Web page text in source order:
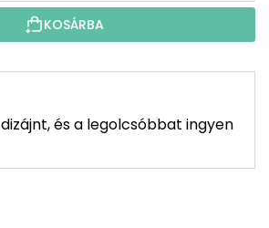
KOSÁRBA
dizájnt, és a legolcsóbbat ingyen